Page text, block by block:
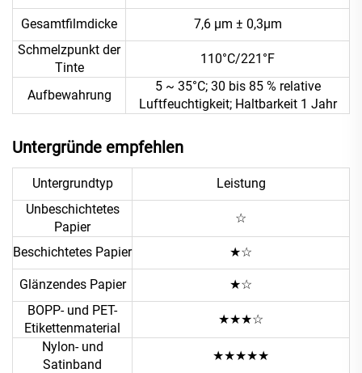
Gesamtfilmdicke
7,6 μm ± 0,3μm
Schmelzpunkt der
Tinte
110°C/221°F
Aufbewahrung
5 ~ 35°C; 30 bis 85 % relative
Luftfeuchtigkeit; Haltbarkeit 1 Jahr
Untergründe empfehlen
Untergrundtyp
Leistung
Unbeschichtetes
Papier
☆
Beschichtetes Papier ★☆
Glänzendes Papier
★☆
BOPP- und PET-
Etikettenmaterial
★★★☆
Nylon- und
Satinband
★★★★★